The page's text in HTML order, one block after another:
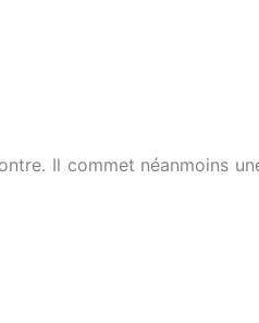
Il commet néanmoins